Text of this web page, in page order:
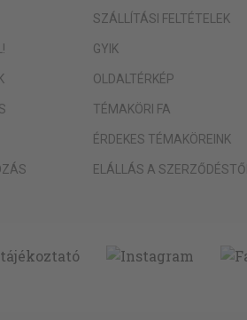
SZÁLLÍTÁSI FELTÉTELEK
GYIK
OLDALTÉRKÉP
TÉMAKÖRI FA
ÉRDEKES TÉMAKÖREINK
ELÁLLÁS A SZERZŐDÉSTŐL